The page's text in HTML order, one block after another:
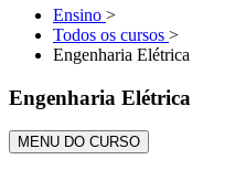
Ensino >
Todos os cursos >
Engenharia Elétrica
Engenharia Elétrica
MENU DO CURSO